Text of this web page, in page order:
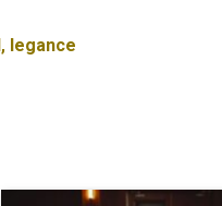
, legance